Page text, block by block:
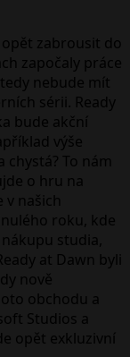
zabrousit do
započaly práce
nebude mít
sérii. Ready
bude akční
výše
chystá? To nám
o hru na
v našich
roku, kde
studia,
at Dawn byli
nově
obchodu a
Studios a
opět exkluzivní